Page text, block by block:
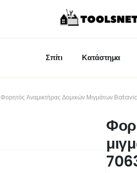
Σπίτι Κατάστημα
Φορητός Αναμικτήρας Δομικών Μιγμάτων